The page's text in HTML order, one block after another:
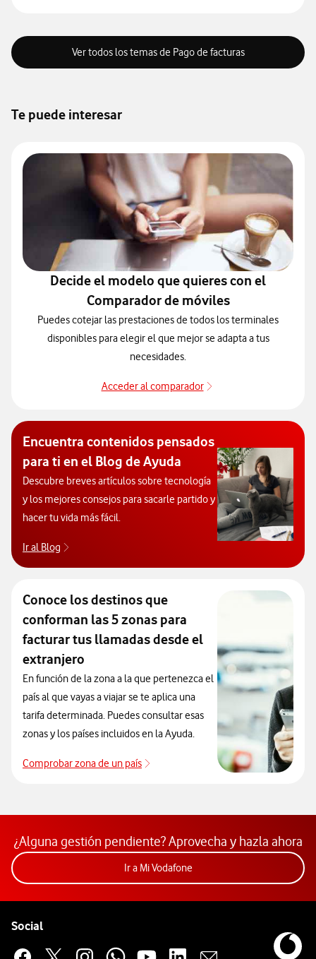
Ver todos los temas de Pago de facturas
Te puede interesar
Decide el modelo que quieres con el
Comparador de móviles
Puedes cotejar las prestaciones de todos los terminales
disponibles para elegir el que mejor se adapta a tus
necesidades.
Acceder al comparador
Encuentra contenidos pensados
para ti en el Blog de Ayuda
Descubre breves artículos sobre tecnología
y los mejores consejos para sacarle partido y
hacer tu vida más fácil.
Ir al Blog
Conoce los destinos que
conforman las 5 zonas para
facturar tus llamadas desde el
extranjero
En función de la zona a la que pertenezca el
país al que vayas a viajar se te aplica una
tarifa determinada. Puedes consultar esas
zonas y los países incluidos en la Ayuda.
Comprobar zona de un país
Que países incluye cada zona de
¿Alguna gestión pendiente? Aprovecha y hazla ahora
Ir a Mi VodafoneAcceder a la app Mi
Social